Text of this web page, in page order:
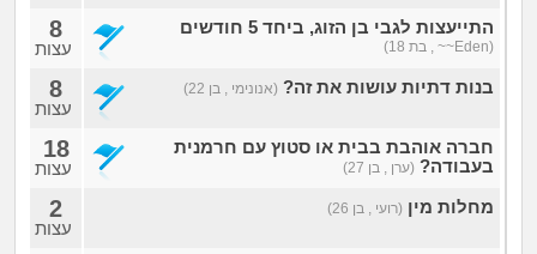
התייעצות לגבי בן הזוג, ביחד 5 חודשים
(Eden~~ , בת 18)
8
עצות
בנות דתיות עושות את זה? (אנונימי , בן 22) 8
עצות
חברה אוהבת בבית או סטוץ עם חרמנית
בעבודה? (ערן , בן 27)
18
עצות
מחלות מין (רועי , בן 26) 2
עצות